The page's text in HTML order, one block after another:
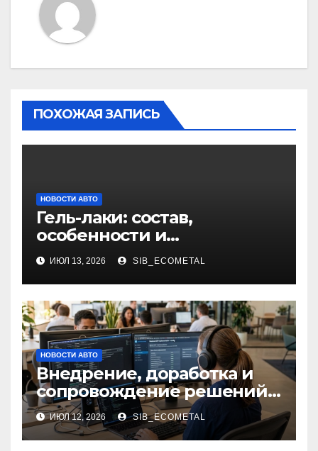
ПОХОЖАЯ ЗАПИСЬ
НОВОСТИ АВТО
Гель-лаки: состав,
особенности и
применение в маникюре
ИЮЛ 13, 2026 SIB_ECOMETAL
НОВОСТИ АВТО
Внедрение, доработка и
сопровождение решений
на платформе 1С
ИЮЛ 12, 2026 SIB_ECOMETAL